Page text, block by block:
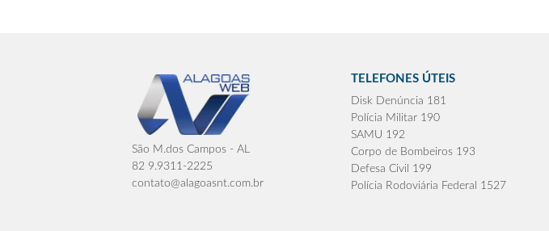
São M.dos Campos - AL
82 9.9311-2225
contato@alagoasnt.com.br
TELEFONES ÚTEIS
Disk Denúncia 181
Polícia Militar 190
SAMU 192
Corpo de Bombeiros 193
Defesa Civil 199
Polícia Rodoviária Federal 1527